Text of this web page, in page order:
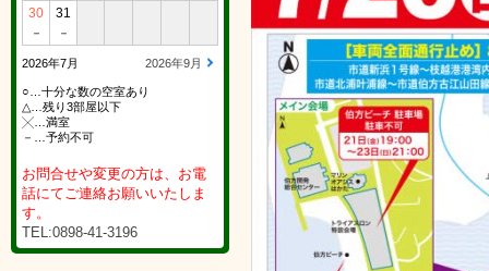
30
－
31
－
2026年7月 2026年9月
○…十分な数の空室あり
△…残り3部屋以下
╳…満室
－…予約不可
お問合せや変更の方は、お電
話にてご連絡お願いいたしま
す。
TEL:0898-41-3196